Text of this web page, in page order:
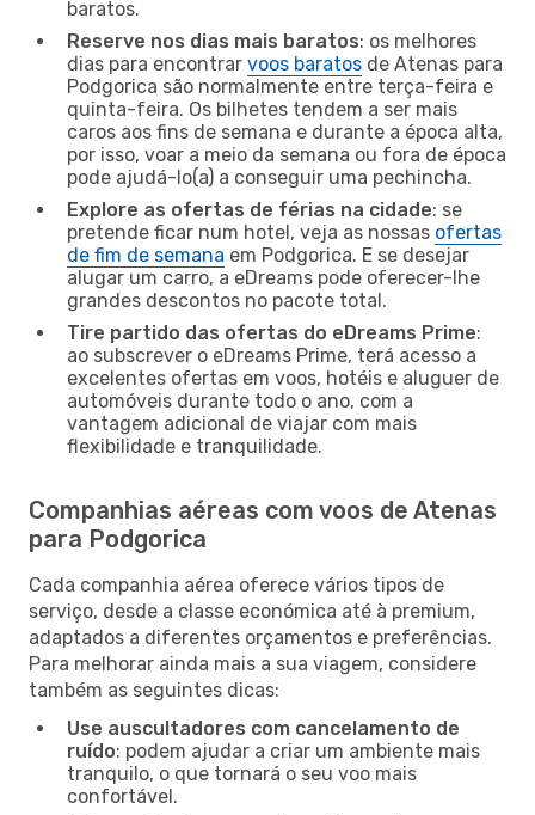
baratos.
Reserve nos dias mais baratos: os melhores
dias para encontrar voos baratos de Atenas para
Podgorica são normalmente entre terça-feira e
quinta-feira. Os bilhetes tendem a ser mais
caros aos fins de semana e durante a época alta,
por isso, voar a meio da semana ou fora de época
pode ajudá-lo(a) a conseguir uma pechincha.
Explore as ofertas de férias na cidade: se
pretende ficar num hotel, veja as nossas ofertas
de fim de semana em Podgorica. E se desejar
alugar um carro, a eDreams pode oferecer-lhe
grandes descontos no pacote total.
Tire partido das ofertas do eDreams Prime:
ao subscrever o eDreams Prime, terá acesso a
excelentes ofertas em voos, hotéis e aluguer de
automóveis durante todo o ano, com a
vantagem adicional de viajar com mais
flexibilidade e tranquilidade.
Companhias aéreas com voos de Atenas
para Podgorica
Cada companhia aérea oferece vários tipos de
serviço, desde a classe económica até à premium,
adaptados a diferentes orçamentos e preferências.
Para melhorar ainda mais a sua viagem, considere
também as seguintes dicas:
Use auscultadores com cancelamento de
ruído: podem ajudar a criar um ambiente mais
tranquilo, o que tornará o seu voo mais
confortável.